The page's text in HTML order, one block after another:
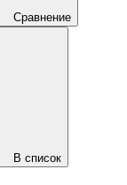
Сравнение
В список